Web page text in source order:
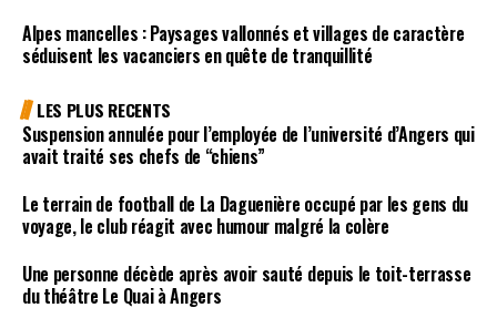
Alpes mancelles : Paysages vallonnés et villages de caractère
séduisent les vacanciers en quête de tranquillité
LES PLUS RECENTS
Suspension annulée pour l’employée de l’université d’Angers qui
avait traité ses chefs de “chiens”
Le terrain de football de La Daguenière occupé par les gens du
voyage, le club réagit avec humour malgré la colère
Une personne décède après avoir sauté depuis le toit-terrasse
du théâtre Le Quai à Angers